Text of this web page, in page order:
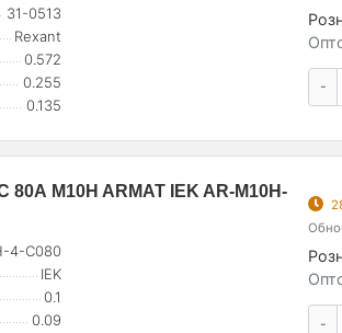
31-0513
Rexant
0.572
0.255
0.135
-
M10H ARMAT IEK AR-M10H-
4-C080
IEK
0.1
0.09
-